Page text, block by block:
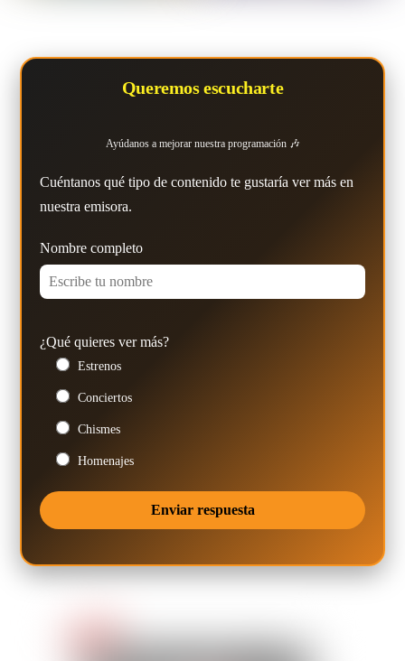
Queremos escucharte
Ayúdanos a mejorar nuestra programación 🎶
Cuéntanos qué tipo de contenido te gustaría ver más en
nuestra emisora.
Nombre completo
¿Qué quieres ver más?
Estrenos
Conciertos
Chismes
Homenajes